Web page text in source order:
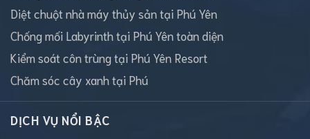
Diệt chuột nhà máy thủy sản tại Phú Yên
Chống mối Labyrinth tại Phú Yên toàn diện
Kiểm soát côn trùng tại Phú Yên Resort
Chăm sóc cây xanh tại Phú
DỊCH VỤ NỔI BẬC